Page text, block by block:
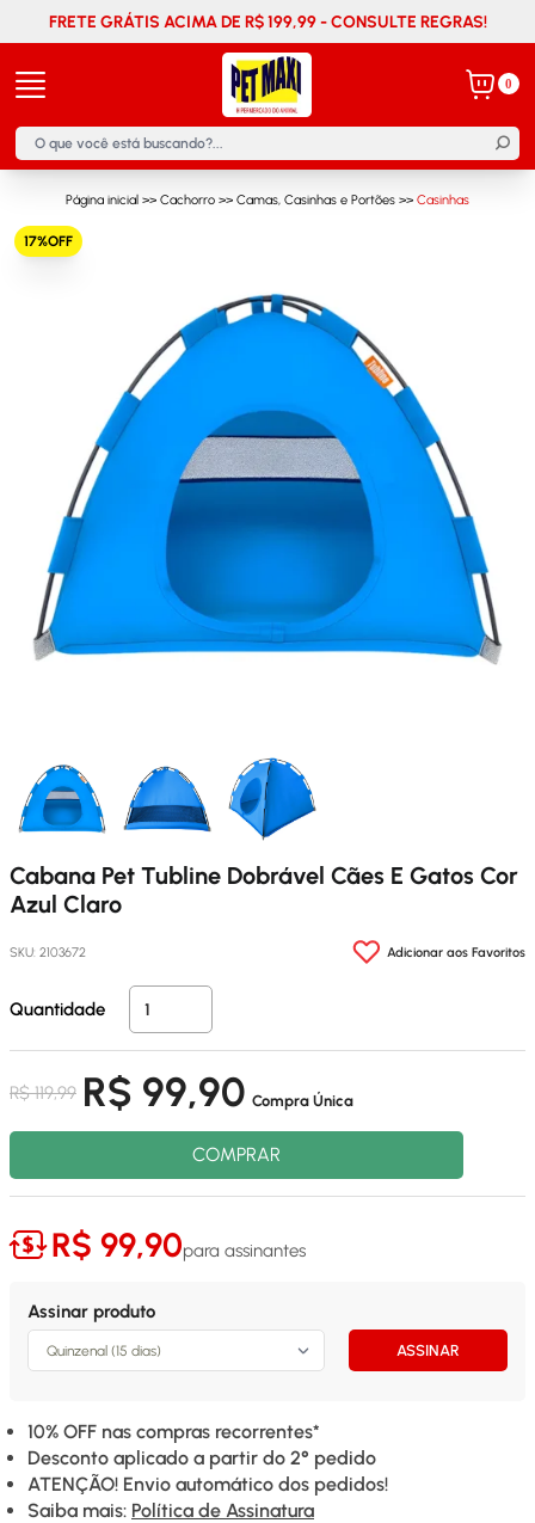
FRETE GRÁTIS ACIMA DE R$ 199,99 - CONSULTE REGRAS!
0
Página inicial >> Cachorro >> Camas, Casinhas e Portões >> Casinhas
Cabana Pet Tubline Dobrável Cães E Gatos Cor
Azul Claro
SKU: 2103672
Quantidade
R$ 119,99 R$ 99,90
COMPRAR
R$ 99,90para assinantes
17%OFF
Assinar produto
ASSINAR
10% OFF nas compras recorrentes*
Desconto aplicado a partir do 2° pedido
ATENÇÃO! Envio automático dos pedidos!
Saiba mais: Política de Assinatura